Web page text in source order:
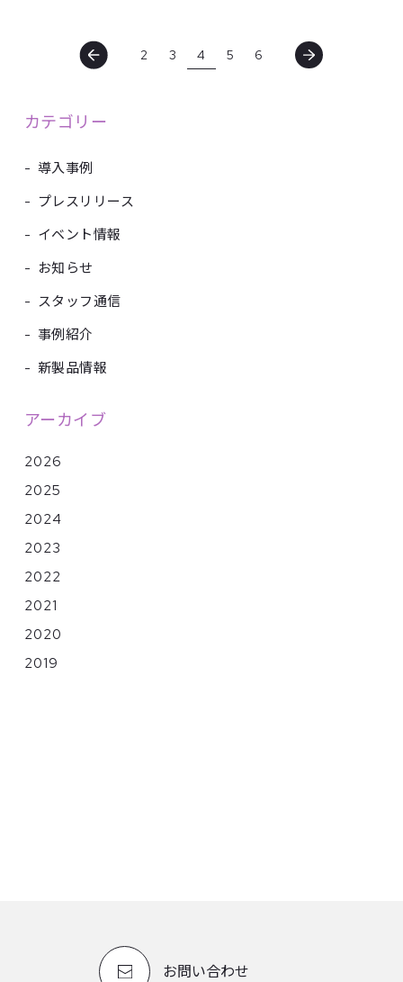
2 3 4 5 6
カテゴリー
- 導入事例
- プレスリリース
- イベント情報
- お知らせ
- スタッフ通信
- 事例紹介
- 新製品情報
アーカイブ
2026
2025
2024
2023
2022
2021
2020
2019
お問い合わせ